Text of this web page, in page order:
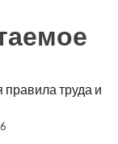
правила труда и